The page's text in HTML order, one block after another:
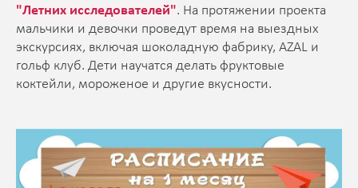
"Летних исследователей". На протяжении проекта
мальчики и девочки проведут время на выездных
экскурсиях, включая шоколадную фабрику, AZAL и
гольф клуб. Дети научатся делать фруктовые
коктейли, мороженое и другие вкусности.